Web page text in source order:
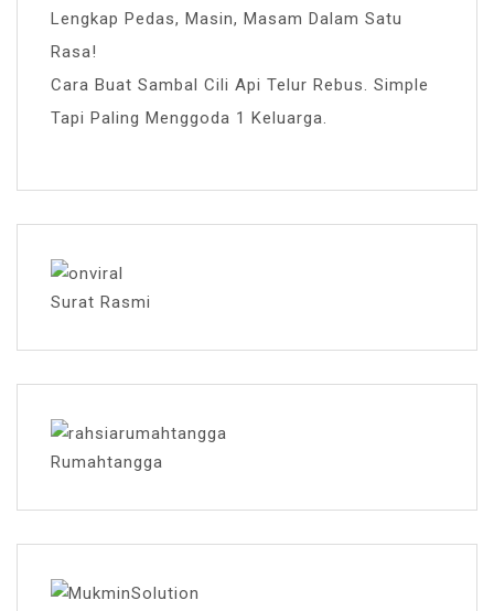
Lengkap Pedas, Masin, Masam Dalam Satu
Rasa!
Cara Buat Sambal Cili Api Telur Rebus. Simple
Tapi Paling Menggoda 1 Keluarga.
Surat Rasmi
Rumahtangga